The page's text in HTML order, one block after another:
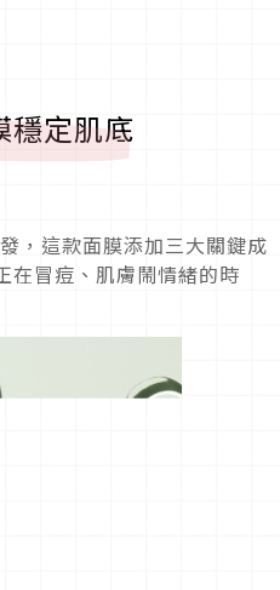
穩定肌底
，這款面膜添加三大關鍵成
在冒痘、肌膚鬧情緒的時